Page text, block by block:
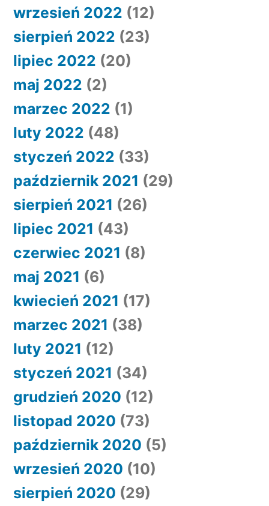
wrzesień 2022 (12)
sierpień 2022 (23)
lipiec 2022 (20)
maj 2022 (2)
marzec 2022 (1)
luty 2022 (48)
styczeń 2022 (33)
październik 2021 (29)
sierpień 2021 (26)
lipiec 2021 (43)
czerwiec 2021 (8)
maj 2021 (6)
kwiecień 2021 (17)
marzec 2021 (38)
luty 2021 (12)
styczeń 2021 (34)
grudzień 2020 (12)
listopad 2020 (73)
październik 2020 (5)
wrzesień 2020 (10)
sierpień 2020 (29)